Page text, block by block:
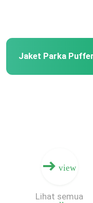
Jaket Bulu Bernapas
Legging Olahraga
Jaket Parka Puffer
view
Lihat semua